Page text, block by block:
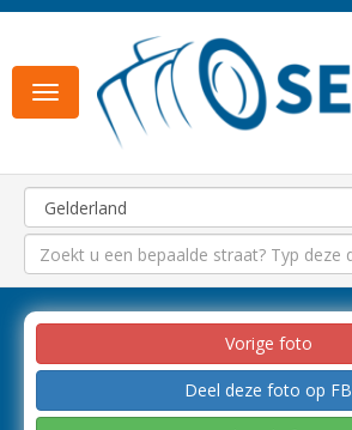
Toggle
navigation
Vorige foto
Deel deze foto op FB